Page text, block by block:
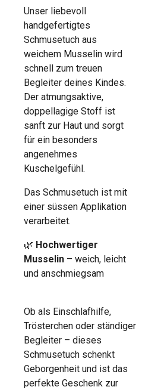
Unser liebevoll
handgefertigtes
Schmusetuch aus
weichem Musselin wird
schnell zum treuen
Begleiter deines Kindes.
Der atmungsaktive,
doppellagige Stoff ist
sanft zur Haut und sorgt
für ein besonders
angenehmes
Kuschelgefühl.
Das Schmusetuch ist mit
einer süssen Applikation
verarbeitet.
🌿 Hochwertiger
Musselin – weich, leicht
und anschmiegsam
Ob als Einschlafhilfe,
Trösterchen oder ständiger
Begleiter – dieses
Schmusetuch schenkt
Geborgenheit und ist das
perfekte Geschenk zur